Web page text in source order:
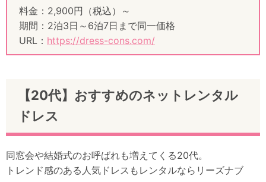
料金：2,900円（税込）～
期間：2泊3日～6泊7日まで同一価格
URL： https://dress-cons.com/
【20代】おすすめのネットレンタル
ドレス
同窓会や結婚式のお呼ばれも増えてくる20代。
トレンド感のある人気ドレスもレンタルならリーズナブ